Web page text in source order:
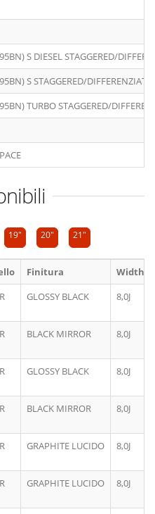
S DIESEL STAGGERED/
S STAGGERED/DIFFERENZIATO
TURBO STAGGERED/
19" 20" 21"
Finitura
Width
GLOSSY BLACK 8,0J
BLACK MIRROR 8,0J
GLOSSY BLACK 8,0J
BLACK MIRROR 8,0J
GRAPHITE LUCIDO 8,0J
GRAPHITE LUCIDO 8,0J